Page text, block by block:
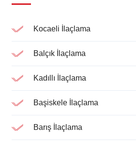
Kocaeli İlaçlama
Balçık İlaçlama
Kadıllı İlaçlama
Başiskele İlaçlama
Barış İlaçlama